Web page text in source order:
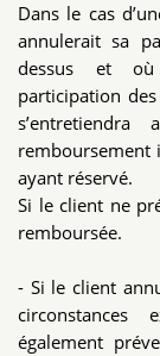
Dans le cas
annulerait sa
dessus et où
participation
remboursement
ayant réservé.
Si le client ne
remboursée.
- Si le client
également